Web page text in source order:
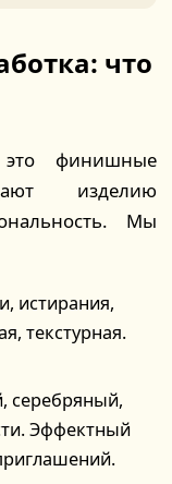
что
это финишные
изделию
Мы
истирания,
текстурная.
серебряный,
Эффектный